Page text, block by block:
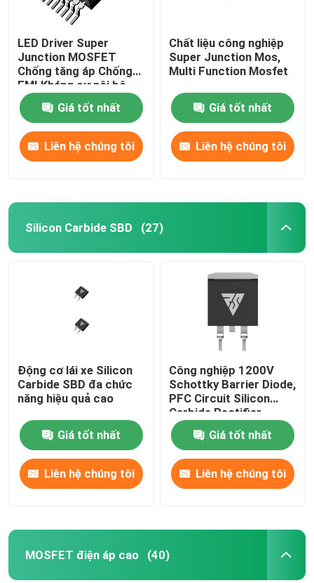
LED Driver Super
Junction MOSFET
Chống tăng áp Chống
EMI Kháng cự nội bộ
nhỏ
Giá tốt nhất
Liên hệ chúng tôi
Chất liệu công nghiệp
Super Junction Mos,
Multi Function Mosfet
Giá tốt nhất
Liên hệ chúng tôi
Silicon Carbide SBD (27)
Động cơ lái xe Silicon
Carbide SBD đa chức
năng hiệu quả cao
Giá tốt nhất
Liên hệ chúng tôi
Công nghiệp 1200V
Schottky Barrier Diode,
PFC Circuit Silicon
Carbide Rectifier
Giá tốt nhất
Liên hệ chúng tôi
MOSFET điện áp cao (40)